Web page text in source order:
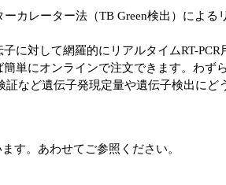
カレーター法（TB Green検出）による
に対して網羅的にリアルタイムRT-PCR
単にオンラインで注文できます。わ
など遺伝子発現定量や遺伝子検出にど
す。あわせてご参照ください。